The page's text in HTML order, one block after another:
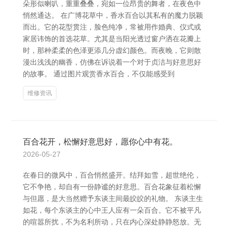
朵形似喇叭，重重叠叠，宛如一位昂贵的舞者，在夜色中
悄然通达。 在广博花草中，香水百合以其私有的魔力脱颖
而出。它的花型贯注，脸色纯净，常被用作婚典、仪式或
家居讳饰的首选花草。尤其是当阳光透过窗户洒在花瓣上
时，那种柔柔的色泽更添几分虚幻颜色。而夜晚，它则散
漫出浅浅的幽香，仿佛在诉说着一个对于贞洁与好意思好
的故事。 通过图片观赏香水百合，不仅能感受到
维修资讯
百合花开，松懈好意思好，愿你心中有花。
2026-05-27
在春日的微风中，百合悄然盛开。结拜如雪，超世绝伦，
它不争艳，却自有一份静谧的好意思。百合花象征着松懈
与但愿，是大当然赠予东谈主间最皎皎的礼物。 东谈主生
如花，每个东谈主的心中王人应有一朵百合。它不被平凡
的喧嚣所扰，不为名利所动，只在内心深处静静怒放。无